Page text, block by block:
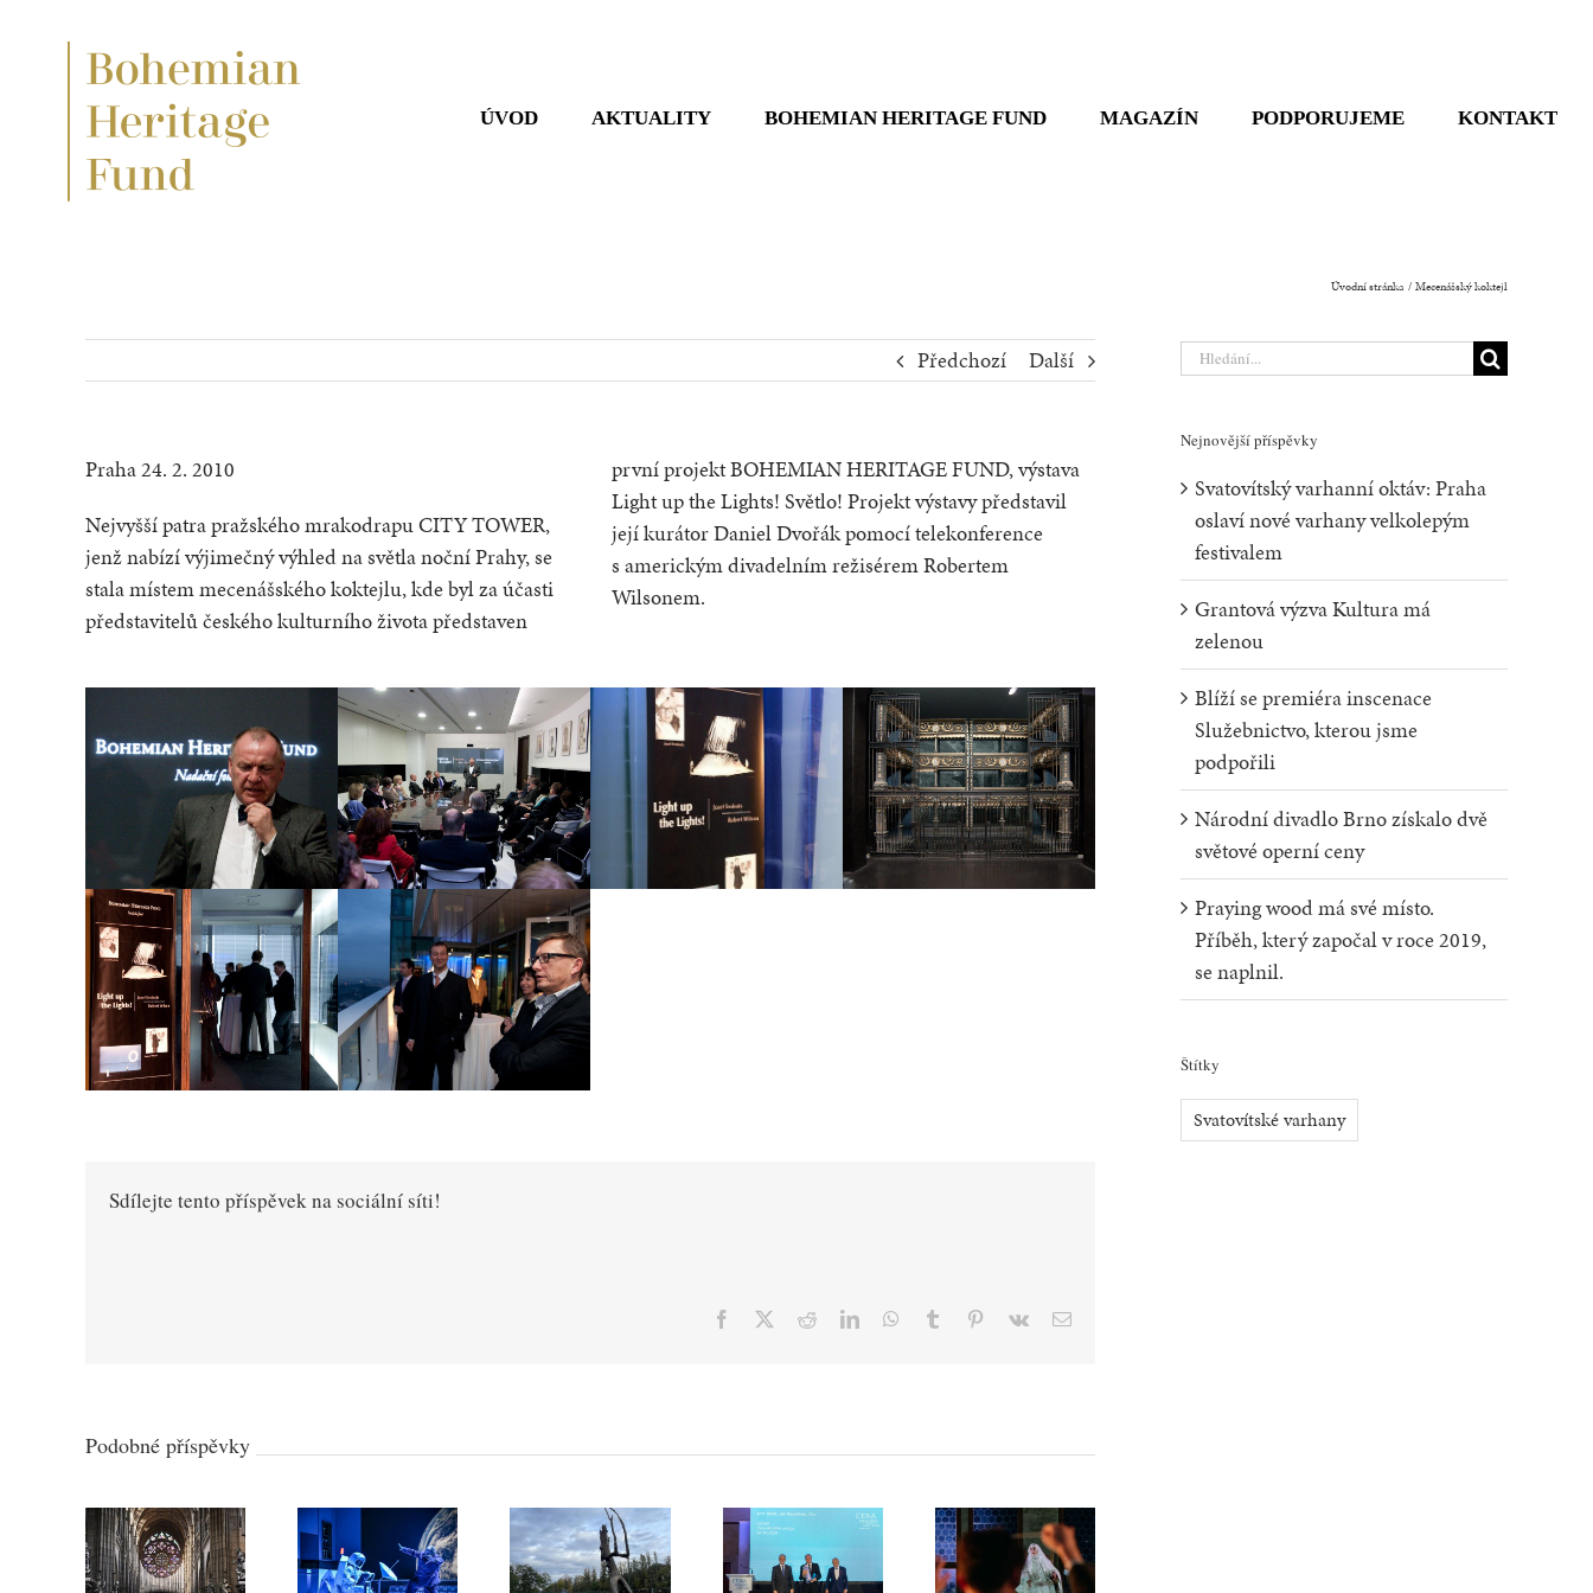
ÚVOD AKTUALITY BOHEMIAN HERITAGE FUND MAGAZÍN PODPORUJEME KONTAKT
Úvodní stránka Mecenášský koktejl
Předchozí Další
Praha 24. 2. 2010
Nejvyšší patra pražského mrakodrapu CITY TOWER,
jenž nabízí výjimečný výhled na světla noční Prahy, se
stala místem mecenášského koktejlu, kde byl za účasti
představitelů českého kulturního života představen
první projekt BOHEMIAN HERITAGE FUND, výstava
Light up the Lights! Světlo! Projekt výstavy představil
její kurátor Daniel Dvořák pomocí telekonference
s americkým divadelním režisérem Robertem
Wilsonem.
Sdílejte tento příspěvek na sociální síti!
Facebook RedditLinkedInWhatsApp
Tumblr Pinterest
Vk
E-
Podobné příspěvky
varhanní
oktáv: Praha
oslaví nové
Národní
divadlo Brno
získalo dvě
má své místo.
Příběh, který
Lustiga 2024
předána
Pozvánka na
koncert VĚC
Hledat:
Nejnovější příspěvky
Svatovítský varhanní oktáv: Praha
oslaví nové varhany velkolepým
festivalem
Grantová výzva Kultura má
zelenou
Blíží se premiéra inscenace
Služebnictvo, kterou jsme
podpořili
Národní divadlo Brno získalo dvě
světové operní ceny
Praying wood má své místo.
Příběh, který započal v roce 2019,
se naplnil.
Štítky
Svatovítské varhany